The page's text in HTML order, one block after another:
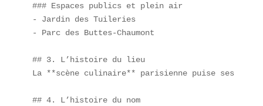
### Espaces publics et plein air
- Jardin des Tuileries
- Parc des Buttes-Chaumont
## 3. L’histoire du lieu
La **scène culinaire** parisienne puise ses
## 4. L’histoire du nom